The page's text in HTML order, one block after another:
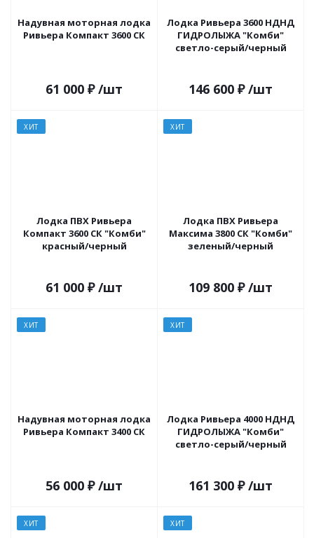
Надувная моторная лодка
Ривьера Компакт 3600 СК
61 000 ₽ /шт
Лодка Ривьера 3600 НДНД
ГИДРОЛЫЖА "Комби"
светло-серый/черный
146 600 ₽ /шт
ХИТ
Лодка ПВХ Ривьера
Компакт 3600 СК "Комби"
красный/черный
61 000 ₽ /шт
ХИТ
Лодка ПВХ Ривьера
Максима 3800 СК "Комби"
зеленый/черный
109 800 ₽ /шт
ХИТ
Надувная моторная лодка
Ривьера Компакт 3400 СК
56 000 ₽ /шт
ХИТ
Лодка Ривьера 4000 НДНД
ГИДРОЛЫЖА "Комби"
светло-серый/черный
161 300 ₽ /шт
ХИТ ХИТ